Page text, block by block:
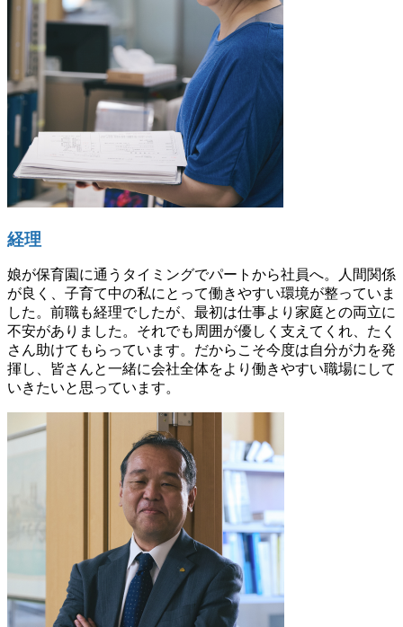
経理
娘が保育園に通うタイミングでパートから社員へ。人間関係
が良く、子育て中の私にとって働きやすい環境が整っていま
した。前職も経理でしたが、最初は仕事より家庭との両立に
不安がありました。それでも周囲が優しく支えてくれ、たく
さん助けてもらっています。だからこそ今度は自分が力を発
揮し、皆さんと一緒に会社全体をより働きやすい職場にして
いきたいと思っています。